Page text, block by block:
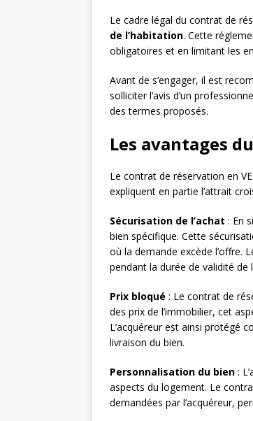
Le cadre légal du contrat de
de l’habitation. Cette
obligatoires et en limitant les
Avant de s’engager, il est
solliciter l’avis d’un
des termes proposés.
Les avantages
Le contrat de réservation en
expliquent en partie l’attrait
Sécurisation de l’achat : En
bien spécifique. Cette
où la demande excède l’offre.
pendant la durée de validité de
Prix bloqué : Le contrat de
des prix de l’immobilier, cet
L’acquéreur est ainsi protégé
livraison du bien.
Personnalisation du bien :
aspects du logement. Le
demandées par l’acquéreur,